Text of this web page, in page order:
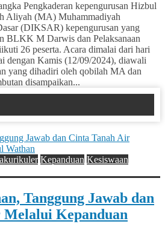
Pengkaderan kepengurusan Hizbul
Aliyah (MA) Muhammadiyah
(DIKSAR) kepengurusan yang
BLKK M Darwis dan Pelaksanaan
26 peserta. Acara dimalai dari hari
dengan Kamis (12/09/2024), diawali
yang dihadiri oleh qobilah MA dan
disampaikan...
Kepanduan Kesiswaan
Tanggung Jawab dan
Kepanduan